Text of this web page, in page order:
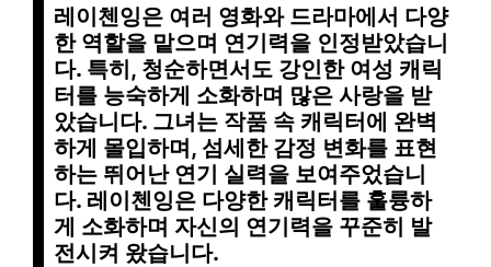
레이첸잉은 여러 영화와 드라마에서 다양
한 역할을 맡으며 연기력을 인정받았습니
다. 특히, 청순하면서도 강인한 여성 캐릭
터를 능숙하게 소화하며 많은 사랑을 받
았습니다. 그녀는 작품 속 캐릭터에 완벽
하게 몰입하며, 섬세한 감정 변화를 표현
하는 뛰어난 연기 실력을 보여주었습니
다. 레이첸잉은 다양한 캐릭터를 훌륭하
게 소화하며 자신의 연기력을 꾸준히 발
전시켜 왔습니다.